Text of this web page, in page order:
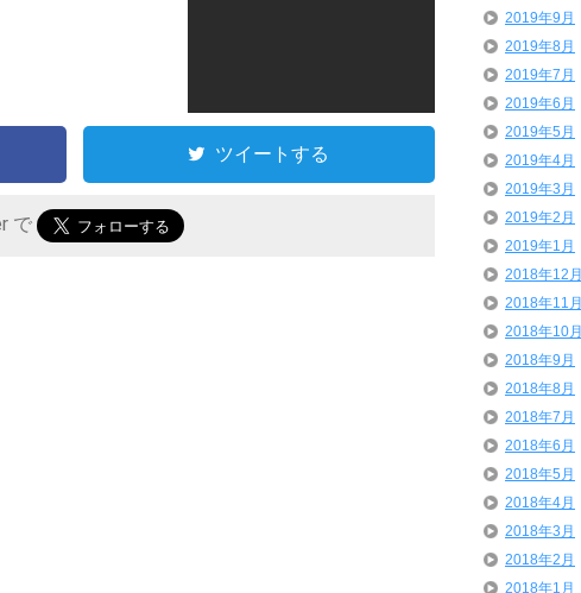
ツイートする
で
2019年9月
2019年8月
2019年7月
2019年6月
2019年5月
2019年4月
2019年3月
2019年2月
2019年1月
2018年12月
2018年11月
2018年10月
2018年9月
2018年8月
2018年7月
2018年6月
2018年5月
2018年4月
2018年3月
2018年2月
2018年1月